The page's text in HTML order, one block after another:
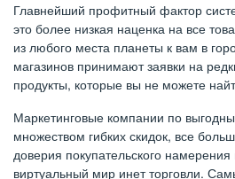
Главнейший профитный фактор
это более низкая наценка на все
из любого места планеты к вам в
магазинов принимают заявки на
продукты, которые вы не можете
Маркетинговые компании по
множеством гибких скидок, все
доверия покупательского намерения
виртуальный мир инет торговли.